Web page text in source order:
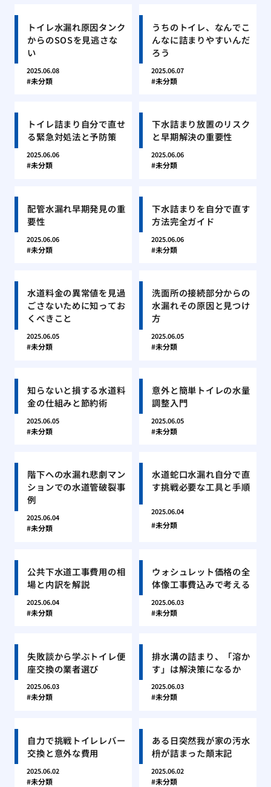
トイレ水漏れ原因タンク
からのSOSを見逃さな
い
2025.06.08
未分類
うちのトイレ、なんでこ
んなに詰まりやすいんだ
ろう
2025.06.07
未分類
トイレ詰まり自分で直せ
る緊急対処法と予防策
2025.06.06
未分類
下水詰まり放置のリスク
と早期解決の重要性
2025.06.06
未分類
配管水漏れ早期発見の重
要性
2025.06.06
未分類
下水詰まりを自分で直す
方法完全ガイド
2025.06.06
未分類
水道料金の異常値を見過
ごさないために知ってお
くべきこと
2025.06.05
未分類
洗面所の接続部分からの
水漏れその原因と見つけ
方
2025.06.05
未分類
知らないと損する水道料
金の仕組みと節約術
2025.06.05
未分類
意外と簡単トイレの水量
調整入門
2025.06.05
未分類
階下への水漏れ悲劇マン
ションでの水道管破裂事
例
2025.06.04
未分類
水道蛇口水漏れ自分で直
す挑戦必要な工具と手順
2025.06.04
未分類
公共下水道工事費用の相
場と内訳を解説
2025.06.04
未分類
ウォシュレット価格の全
体像工事費込みで考える
2025.06.03
未分類
失敗談から学ぶトイレ便
座交換の業者選び
2025.06.03
未分類
排水溝の詰まり、「溶か
す」は解決策になるか
2025.06.03
未分類
自力で挑戦トイレレバー
交換と意外な費用
2025.06.02
未分類
ある日突然我が家の汚水
枡が詰まった顛末記
2025.06.02
未分類